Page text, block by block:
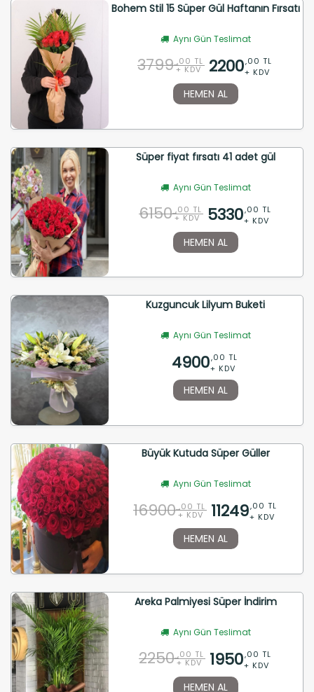
Bohem Stil 15 Süper Gül Haftanın Fırsatı
Aynı Gün Teslimat
3799 ,00 TL
+ KDV 2200,00 TL
+ KDV
HEMEN AL
Süper fiyat fırsatı 41 adet gül
Aynı Gün Teslimat
6150 ,00 TL
+ KDV 5330,00 TL
+ KDV
HEMEN AL
Kuzguncuk Lilyum Buketi
Aynı Gün Teslimat
4900,00 TL
+ KDV
HEMEN AL
Büyük Kutuda Süper Güller
Aynı Gün Teslimat
16900 ,00 TL
+ KDV 11249,00 TL
+ KDV
HEMEN AL
Areka Palmiyesi Süper İndirim
Aynı Gün Teslimat
2250 ,00 TL
+ KDV 1950,00 TL
+ KDV
HEMEN AL